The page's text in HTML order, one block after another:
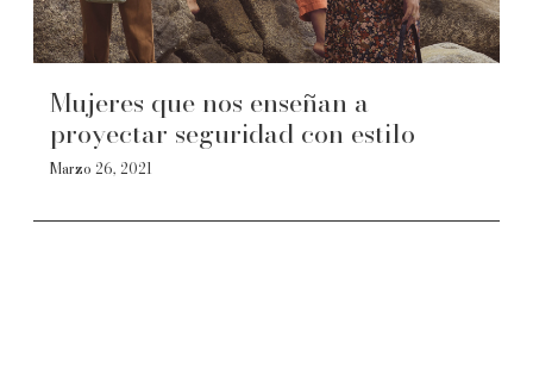
Mujeres que nos enseñan a
proyectar seguridad con estilo
Marzo 26, 2021